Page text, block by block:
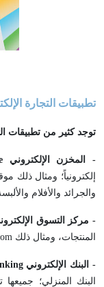
تطبيقات التجارة
توجد كثير من تطبيقات
- المخزن الإلكتروني
والجرائد والأفلام
- مركز التسوق
المنتجات، ومثال ذلك Shopping 2000.com؛ الذي يضم آلاف المنتجات.
- البنك الإلكتروني
البنك المنزلي؛